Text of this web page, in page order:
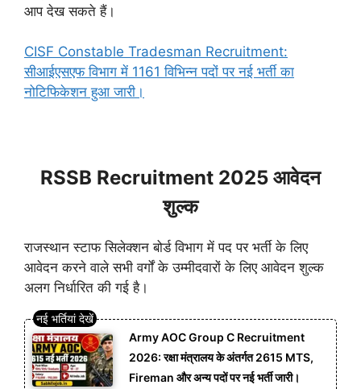
आप देख सकते हैं।
CISF Constable Tradesman Recruitment:
सीआईएसएफ विभाग में 1161 विभिन्न पदों पर नई भर्ती का
नोटिफिकेशन हुआ जारी।
RSSB Recruitment 2025 आवेदन
शुल्क
राजस्थान स्टाफ सिलेक्शन बोर्ड विभाग में पद पर भर्ती के लिए
आवेदन करने वाले सभी वर्गों के उम्मीदवारों के लिए आवेदन शुल्क
अलग निर्धारित की गई है।
Army AOC Group C Recruitment
2026: रक्षा मंत्रालय के अंतर्गत 2615 MTS,
Fireman और अन्य पदों पर नई भर्ती जारी।